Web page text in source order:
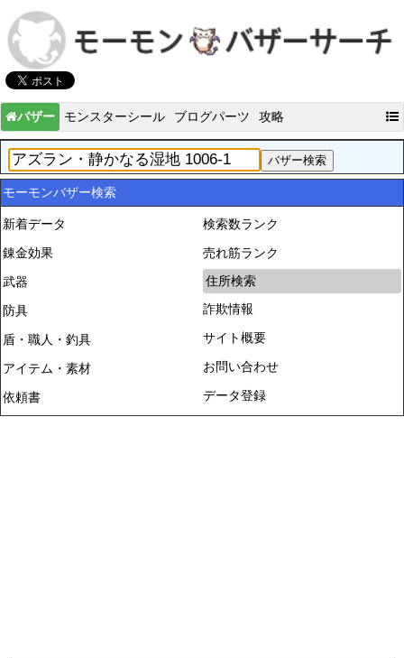
バザー モンスターシール ブログパーツ 攻略
モーモンバザー検索
新着データ
錬金効果
武器
防具
盾・職人・釣具
アイテム・素材
依頼書
検索数ランク
売れ筋ランク
住所検索
詐欺情報
サイト概要
お問い合わせ
データ登録